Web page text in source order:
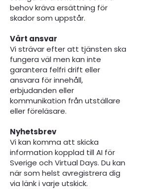
behov kräva ersättning för
skador som uppstår.
Vårt ansvar
Vi strävar efter att tjänsten ska
fungera väl men kan inte
garantera felfri drift eller
ansvara för innehåll,
erbjudanden eller
kommunikation från utställare
eller föreläsare.
Nyhetsbrev
Vi kan komma att skicka
information kopplad till AI för
Sverige och Virtual Days. Du kan
när som helst avregistrera dig
via länk i varje utskick.